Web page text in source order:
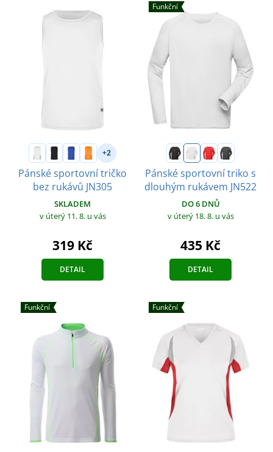
+2
Pánské sportovní tričko
bez rukávů JN305
SKLADEM
v úterý 11. 8. u vás
319 Kč
DETAIL
Funkční
Pánské sportovní triko s
dlouhým rukávem JN522
DO 6 DNŮ
v úterý 18. 8. u vás
435 Kč
DETAIL
Funkční Funkční